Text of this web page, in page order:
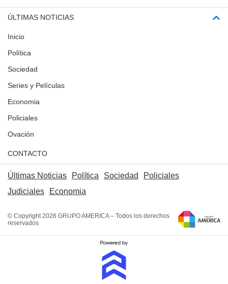
ÚLTIMAS NOTICIAS
Inicio
Política
Sociedad
Series y Películas
Economia
Policiales
Ovación
CONTACTO
Últimas Noticias Política Sociedad
Policiales
Judiciales
Economia
© Copyright 2026 GRUPO AMERICA – Todos los derechos
reservados